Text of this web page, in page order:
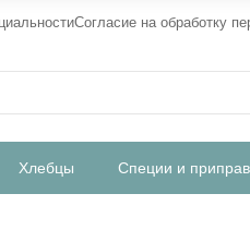
Согласие на обработку
Хлебцы Специи и